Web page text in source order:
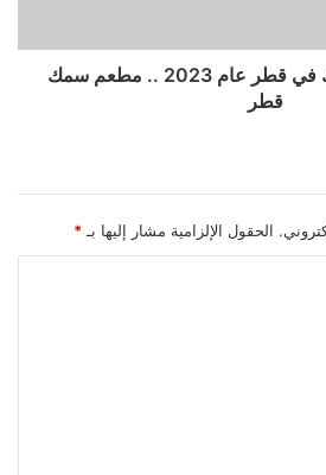
أفضل مطاعم أسماك في قطر عام 2023 .. مطعم سمك
قطر
الحقول الإلزامية مشار إليها بـ *